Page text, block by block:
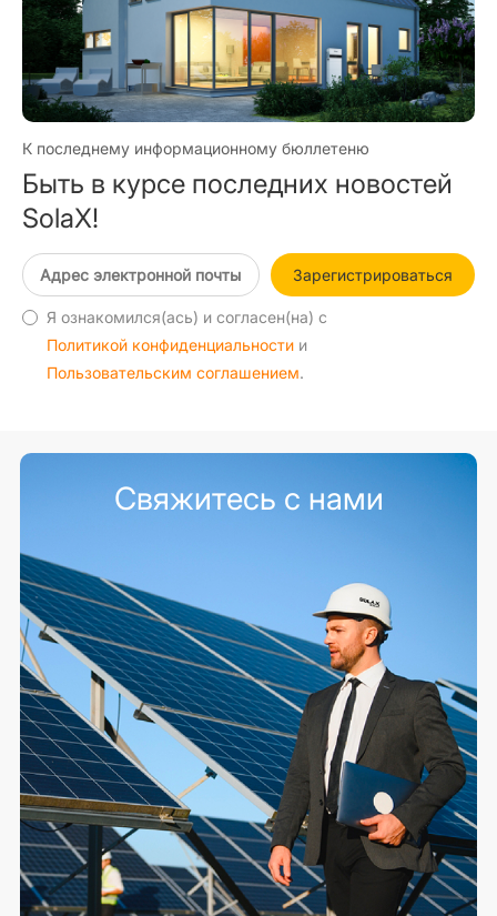
К последнему информационному бюллетеню
Быть в курсе последних новостей
SolaX!
Зарегистрироваться
Я ознакомился(ась) и согласен(на) с
Политикой конфиденциальности и
Пользовательским соглашением.
Свяжитесь с нами